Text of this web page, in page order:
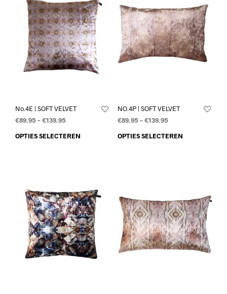
No.4E | SOFT VELVET
€89.95–€139.95
OPTIES SELECTEREN
NO.4P | SOFT VELVET
€89.95–€139.95
OPTIES SELECTEREN